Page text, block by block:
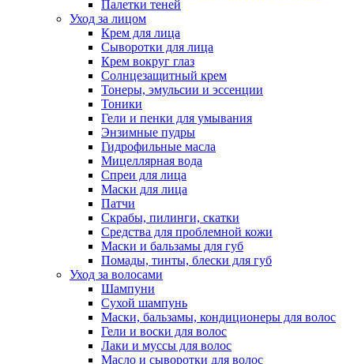
Палетки теней
Уход за лицом
Крем для лица
Сыворотки для лица
Крем вокруг глаз
Солнцезащитный крем
Тонеры, эмульсии и эссенции
Тоники
Гели и пенки для умывания
Энзимные пудры
Гидрофильные масла
Мицеллярная вода
Спреи для лица
Маски для лица
Патчи
Скрабы, пилинги, скатки
Средства для проблемной кожи
Маски и бальзамы для губ
Помады, тинты, блески для губ
Уход за волосами
Шампуни
Сухой шампунь
Маски, бальзамы, кондиционеры для волос
Гели и воски для волос
Лаки и муссы для волос
Масло и сыворотки для волос